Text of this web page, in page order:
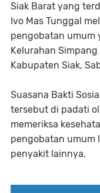
Siak Barat yang
Ivo Mas Tunggal
pengobatan umum
Kelurahan
Kabupaten Siak,
Suasana Bakti
tersebut di padati
memeriksa
pengobatan umum
penyakit lainnya.